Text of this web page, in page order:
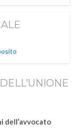
dell’avvocato